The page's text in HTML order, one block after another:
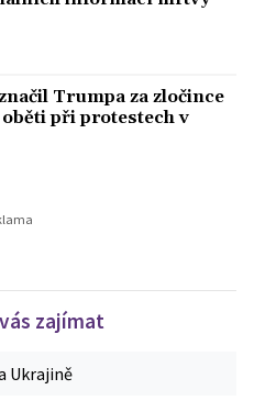
Trumpa za zločince
při protestech v
zajímat
Ukrajině